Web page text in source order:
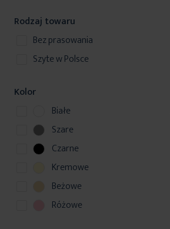
Rodzaj towaru
bez prasowania
szyte w Polsce
Kolor
Białe
p
r
d
u
k
y
Szare
p
r
d
u
k
Czarne
p
r
d
u
Kremowe
p
r
d
Beżowe
p
rRóżowe
p